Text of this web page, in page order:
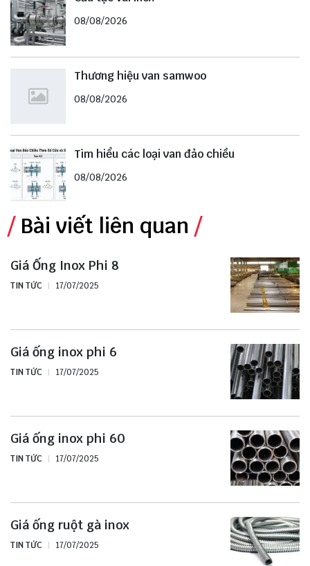
08/08/2026
Thương hiệu van samwoo
08/08/2026
Tìm hiểu các loại van đảo chiều
08/08/2026
Bài viết liên quan
Giá Ống Inox Phi 8
TIN TỨC 17/07/2025
Giá ống inox phi 6
TIN TỨC 17/07/2025
Giá ống inox phi 60
TIN TỨC 17/07/2025
Giá ống ruột gà inox
TIN TỨC 17/07/2025